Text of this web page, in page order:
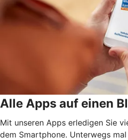
Alle Apps auf einen
Mit unseren Apps erledigen Sie
dem Smartphone. Unterwegs